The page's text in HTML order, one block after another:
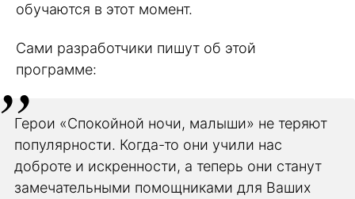
обучаются в этот момент.
Сами разработчики пишут об этой
программе:
Герои «Спокойной ночи, малыши» не теряют
популярности. Когда-то они учили нас
доброте и искренности, а теперь они станут
замечательными помощниками для Ваших